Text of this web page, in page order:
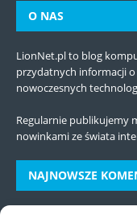
O NAS
LionNet.pl to blog
przydatnych informacji
nowoczesnych
Regularnie publikujemy
nowinkami ze świata
NAJNOWSZE